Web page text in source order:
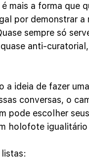
mais a forma que
por demonstrar
sempre só
anti-
a ideia de fazer
conversas, o
pode escolher
holofote